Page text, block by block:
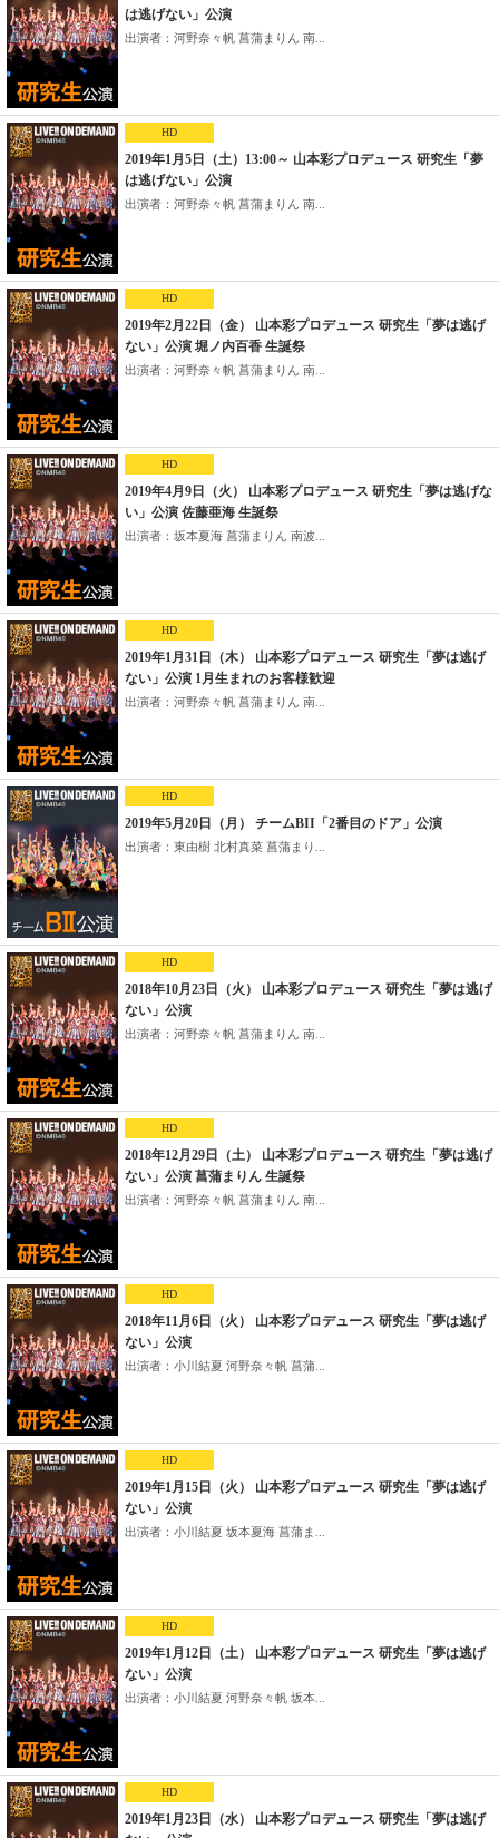
は逃げない」公演
出演者：河野奈々帆 菖蒲まりん 南...
HD
2019年1月5日（土）13:00～ 山本彩プロデュース 研究生「夢
は逃げない」公演
出演者：河野奈々帆 菖蒲まりん 南...
HD
2019年2月22日（金） 山本彩プロデュース 研究生「夢は逃げ
ない」公演 堀ノ内百香 生誕祭
出演者：河野奈々帆 菖蒲まりん 南...
HD
2019年4月9日（火） 山本彩プロデュース 研究生「夢は逃げな
い」公演 佐藤亜海 生誕祭
出演者：坂本夏海 菖蒲まりん 南波...
HD
2019年1月31日（木） 山本彩プロデュース 研究生「夢は逃げ
ない」公演 1月生まれのお客様歓迎
出演者：河野奈々帆 菖蒲まりん 南...
HD
2019年5月20日（月） チームBII「2番目のドア」公演
出演者：東由樹 北村真菜 菖蒲まり...
HD
2018年10月23日（火） 山本彩プロデュース 研究生「夢は逃げ
ない」公演
出演者：河野奈々帆 菖蒲まりん 南...
HD
2018年12月29日（土） 山本彩プロデュース 研究生「夢は逃げ
ない」公演 菖蒲まりん 生誕祭
出演者：河野奈々帆 菖蒲まりん 南...
HD
2018年11月6日（火） 山本彩プロデュース 研究生「夢は逃げ
ない」公演
出演者：小川結夏 河野奈々帆 菖蒲...
HD
2019年1月15日（火） 山本彩プロデュース 研究生「夢は逃げ
ない」公演
出演者：小川結夏 坂本夏海 菖蒲ま...
HD
2019年1月12日（土） 山本彩プロデュース 研究生「夢は逃げ
ない」公演
出演者：小川結夏 河野奈々帆 坂本...
HD
2019年1月23日（水） 山本彩プロデュース 研究生「夢は逃げ